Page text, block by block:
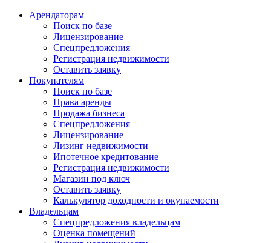
Арендаторам
Поиск по базе
Лицензирование
Спецпредложения
Регистрация недвижимости
Оставить заявку
Покупателям
Поиск по базе
Права аренды
Продажа бизнеса
Спецпредложения
Лицензирование
Лизинг недвижимости
Ипотечное кредитование
Регистрация недвижимости
Магазин под ключ
Оставить заявку
Калькулятор доходности и окупаемости
Владельцам
Спецпредложения владельцам
Оценка помещений